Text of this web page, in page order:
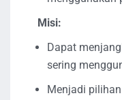
Misi:
Dapat
sering
Menjadi